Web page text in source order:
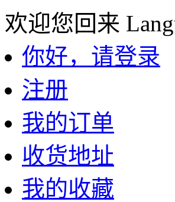
欢迎您回来
你好，请登录
注册
我的订单
收货地址
我的收藏